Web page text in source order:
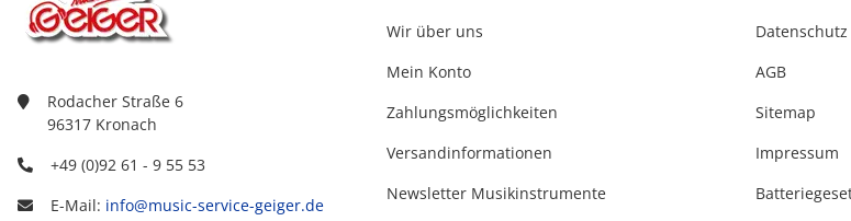
Rodacher Straße 6
96317 Kronach
+49 (0)92 61 - 9 55 53
E-Mail: info@music-service-geiger.de
Wir über uns
Mein Konto
Zahlungsmöglichkeiten
Versandinformationen
Newsletter Musikinstrumente
Datenschutz
AGB
Sitemap
Impressum